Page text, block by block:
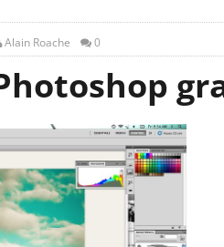
Alain Roache 0